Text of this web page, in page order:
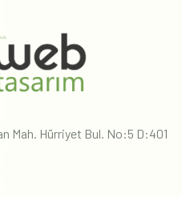
Mah. Hürriyet Bul. No:5 D:401